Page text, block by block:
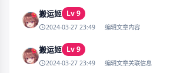
搬运姬 Lv 9
2024-03-27 23:49 编辑文章内容
搬运姬 Lv 9
2024-03-27 23:49 编辑文章关联信息